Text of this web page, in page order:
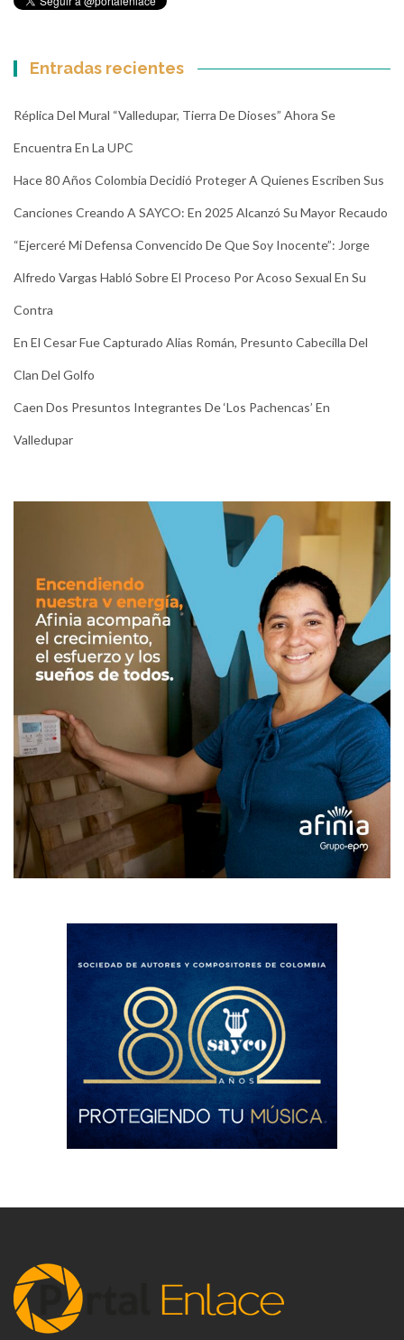
Entradas recientes
Réplica Del Mural “Valledupar, Tierra De Dioses” Ahora Se
Encuentra En La UPC
Hace 80 Años Colombia Decidió Proteger A Quienes Escriben Sus
Canciones Creando A SAYCO: En 2025 Alcanzó Su Mayor Recaudo
“Ejerceré Mi Defensa Convencido De Que Soy Inocente”: Jorge
Alfredo Vargas Habló Sobre El Proceso Por Acoso Sexual En Su
Contra
En El Cesar Fue Capturado Alias Román, Presunto Cabecilla Del
Clan Del Golfo
Caen Dos Presuntos Integrantes De ‘Los Pachencas’ En
Valledupar